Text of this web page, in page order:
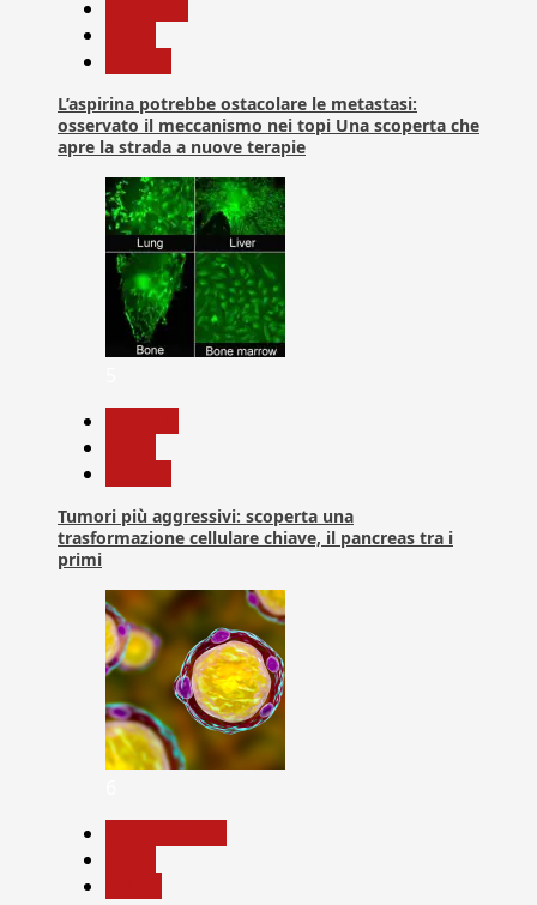
L’aspirina potrebbe ostacolare le metastasi:
osservato il meccanismo nei topi Una scoperta che
apre la strada a nuove terapie
Tumori più aggressivi: scoperta una
trasformazione cellulare chiave, il pancreas tra i
primi